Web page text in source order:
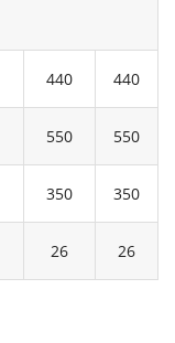
440 440
550 550
350 350
26 26